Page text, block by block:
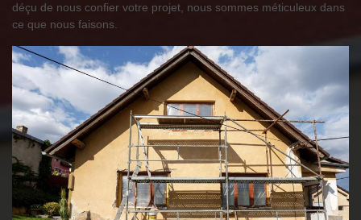
déçu de nous confier votre projet, nous sommes méticuleux dans
ce que nous faisons.